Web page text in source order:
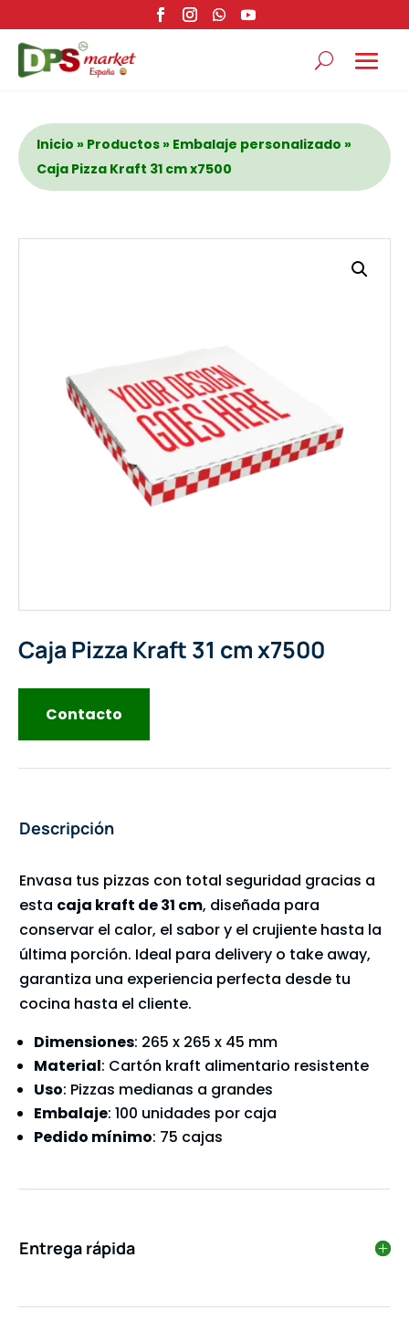
Inicio » Productos » Embalaje personalizado »
Caja Pizza Kraft 31 cm x7500
Caja Pizza Kraft 31 cm x7500
Contacto
Descripción
Envasa tus pizzas con total seguridad gracias a
esta caja kraft de 31 cm, diseñada para
conservar el calor, el sabor y el crujiente hasta la
última porción. Ideal para delivery o take away,
garantiza una experiencia perfecta desde tu
cocina hasta el cliente.
Dimensiones: 265 x 265 x 45 mm
Material: Cartón kraft alimentario resistente
Uso: Pizzas medianas a grandes
Embalaje: 100 unidades por caja
Pedido mínimo: 75 cajas
Entrega rápida